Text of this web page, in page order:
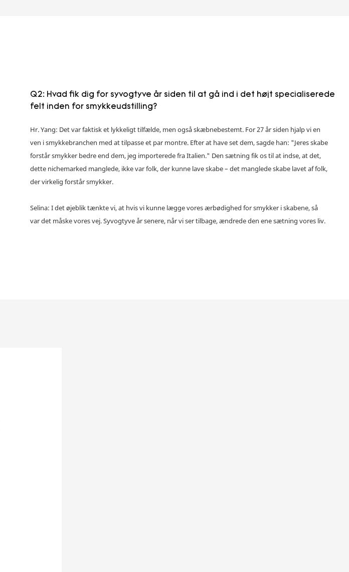
Q2: Hvad fik dig for syvogtyve år siden til at gå ind i det højt specialiserede
felt inden for smykkeudstilling?
Hr. Yang: Det var faktisk et lykkeligt tilfælde, men også skæbnebestemt. For 27 år siden hjalp vi en
ven i smykkebranchen med at tilpasse et par montre. Efter at have set dem, sagde han: "Jeres skabe
forstår smykker bedre end dem, jeg importerede fra Italien." Den sætning fik os til at indse, at det,
dette nichemarked manglede, ikke var folk, der kunne lave skabe – det manglede skabe lavet af folk,
der virkelig forstår smykker.
Selina: I det øjeblik tænkte vi, at hvis vi kunne lægge vores ærbødighed for smykker i skabene, så
var det måske vores vej. Syvogtyve år senere, når vi ser tilbage, ændrede den ene sætning vores liv.